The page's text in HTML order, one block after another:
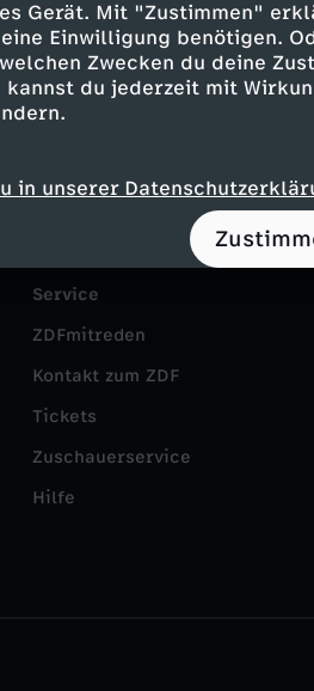
Gerät. Mit "Zustimmen"
Einwilligung benötigen.
Zwecken du deine
du jederzeit mit
in unserer
Service
ZDFmitreden
Kontakt zum ZDF
Tickets
Zuschauerservice
Hilfe